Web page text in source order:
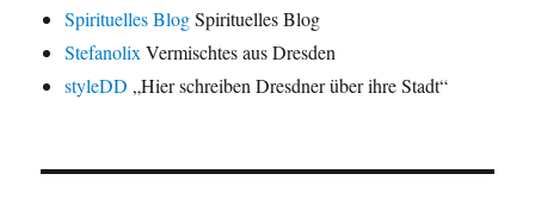
Spirituelles BlogSpirituelles Blog
Stefanolix Vermischtes aus Dresden
styleDD „Hier schreiben Dresdner über ihre Stadt“